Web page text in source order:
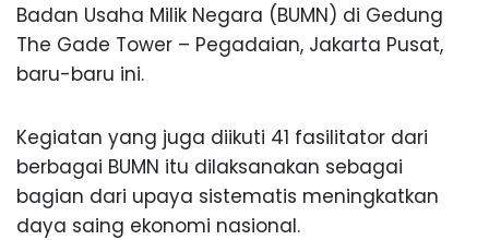
Badan Usaha Milik Negara (BUMN) di Gedung
The Gade Tower – Pegadaian, Jakarta Pusat,
baru-baru ini.
Kegiatan yang juga diikuti 41 fasilitator dari
berbagai BUMN itu dilaksanakan sebagai
bagian dari upaya sistematis meningkatkan
daya saing ekonomi nasional.